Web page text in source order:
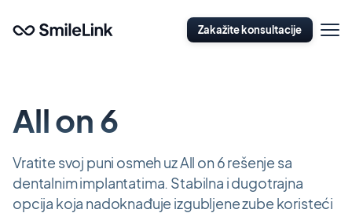
na
Zakažite konsultacije
All on 6
Vratite svoj puni osmeh uz All on 6 rešenje sa
dentalnim implantatima. Stabilna i dugotrajna
opcija koja nadoknađuje izgubljene zube koristeći